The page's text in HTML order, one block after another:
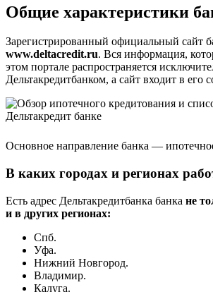
Общие характеристики
Зарегистрированный официальный сайт
www.deltacredit.ru. Вся информация,
этом портале распространяется
Дельтакредитбанком, а сайт входит в его
Основное направление банка —
В каких городах и регионах
Есть адрес Дельтакредитбанка банка не
и в других регионах:
Спб.
Уфа.
Нижний Новгород.
Владимир.
Калуга.